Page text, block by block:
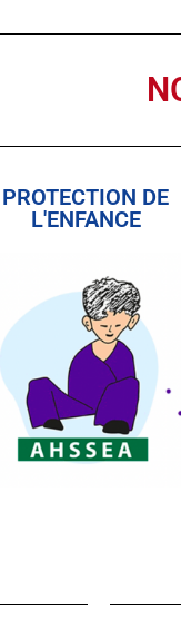
PROTECTION DE
L'ENFANCE